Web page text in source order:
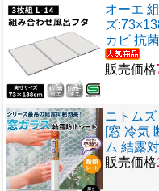
オーエ
ズ
カビ 抗
販売価格
ニトム
[窓 冷気
ム 結露
販売価格